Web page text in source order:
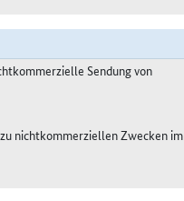
Sendung von
nichtkommerziellen Zwecken im